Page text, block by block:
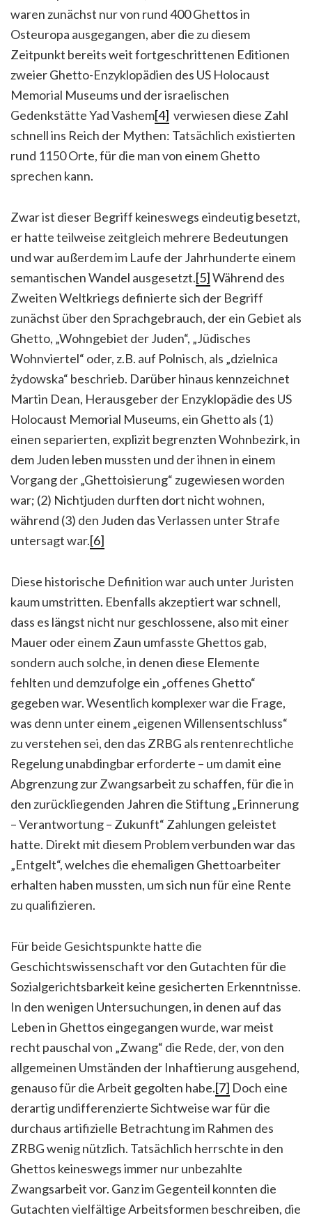
waren zunächst nur von rund 400 Ghettos in
Osteuropa ausgegangen, aber die zu diesem
Zeitpunkt bereits weit fortgeschrittenen Editionen
zweier Ghetto-Enzyklopädien des US Holocaust
Memorial Museums und der israelischen
Gedenkstätte Yad Vashem[4] verwiesen diese Zahl
schnell ins Reich der Mythen: Tatsächlich existierten
rund 1150 Orte, für die man von einem Ghetto
sprechen kann.
Zwar ist dieser Begriff keineswegs eindeutig besetzt,
er hatte teilweise zeitgleich mehrere Bedeutungen
und war außerdem im Laufe der Jahrhunderte einem
semantischen Wandel ausgesetzt.[5]Während des
Zweiten Weltkriegs definierte sich der Begriff
zunächst über den Sprachgebrauch, der ein Gebiet als
Ghetto, „Wohngebiet der Juden“, „Jüdisches
Wohnviertel“ oder, z.B. auf Polnisch, als „dzielnica
żydowska“ beschrieb. Darüber hinaus kennzeichnet
Martin Dean, Herausgeber der Enzyklopädie des US
Holocaust Memorial Museums, ein Ghetto als (1)
einen separierten, explizit begrenzten Wohnbezirk, in
dem Juden leben mussten und der ihnen in einem
Vorgang der „Ghettoisierung“ zugewiesen worden
war; (2) Nichtjuden durften dort nicht wohnen,
während (3) den Juden das Verlassen unter Strafe
untersagt war.[6]
Diese historische Definition war auch unter Juristen
kaum umstritten. Ebenfalls akzeptiert war schnell,
dass es längst nicht nur geschlossene, also mit einer
Mauer oder einem Zaun umfasste Ghettos gab,
sondern auch solche, in denen diese Elemente
fehlten und demzufolge ein „offenes Ghetto“
gegeben war. Wesentlich komplexer war die Frage,
was denn unter einem „eigenen Willensentschluss“
zu verstehen sei, den das ZRBG als rentenrechtliche
Regelung unabdingbar erforderte – um damit eine
Abgrenzung zur Zwangsarbeit zu schaffen, für die in
den zurückliegenden Jahren die Stiftung „Erinnerung
– Verantwortung – Zukunft“ Zahlungen geleistet
hatte. Direkt mit diesem Problem verbunden war das
„Entgelt“, welches die ehemaligen Ghettoarbeiter
erhalten haben mussten, um sich nun für eine Rente
zu qualifizieren.
Für beide Gesichtspunkte hatte die
Geschichtswissenschaft vor den Gutachten für die
Sozialgerichtsbarkeit keine gesicherten Erkenntnisse.
In den wenigen Untersuchungen, in denen auf das
Leben in Ghettos eingegangen wurde, war meist
recht pauschal von „Zwang“ die Rede, der, von den
allgemeinen Umständen der Inhaftierung ausgehend,
genauso für die Arbeit gegolten habe.[7] Doch eine
derartig undifferenzierte Sichtweise war für die
durchaus artifizielle Betrachtung im Rahmen des
ZRBG wenig nützlich. Tatsächlich herrschte in den
Ghettos keineswegs immer nur unbezahlte
Zwangsarbeit vor. Ganz im Gegenteil konnten die
Gutachten vielfältige Arbeitsformen beschreiben, die